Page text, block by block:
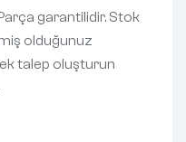
garantilidir. Stok
olduğunuz
talep oluşturun